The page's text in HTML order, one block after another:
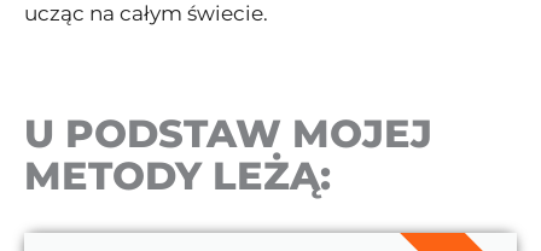
ucząc na całym świecie.
U PODSTAW MOJEJ
METODY LEŻĄ: